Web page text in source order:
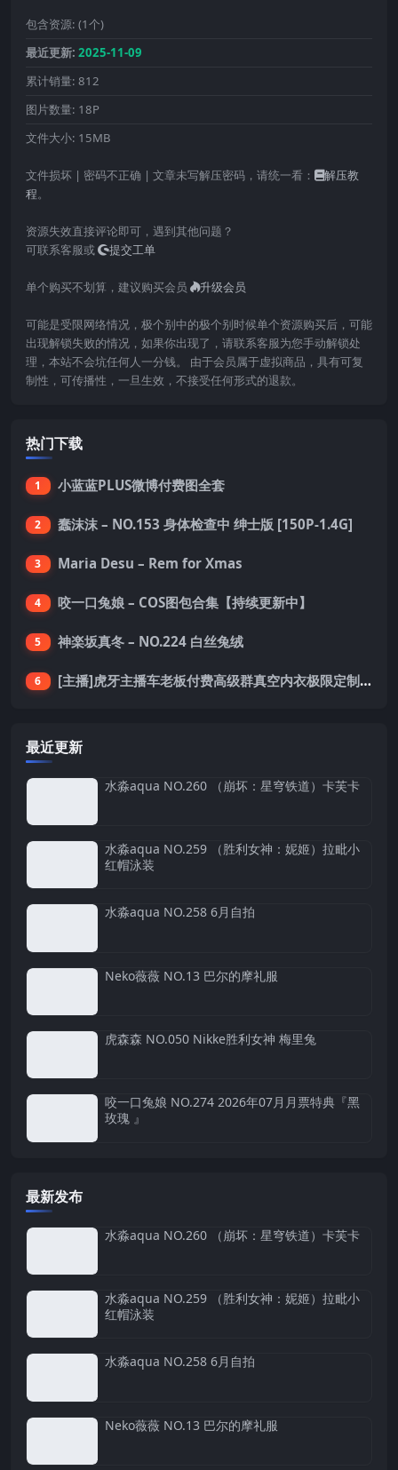
包含资源: (1个)
最近更新: 2025-11-09
累计销量: 812
图片数量: 18P
文件大小: 15MB
文件损坏 | 密码不正确 | 文章未写解压密码，请统一看：
解压教
程。
资源失效直接评论即可，遇到其他问题？
可联系客服或
提交工单
单个购买不划算，建议购买会员 升级会员
可能是受限网络情况，极个别中的极个别时候单个资源购买后，可能
出现解锁失败的情况，如果你出现了，请联系客服为您手动解锁处
理，本站不会坑任何人一分钱。 由于会员属于虚拟商品，具有可复
制性，可传播性，一旦生效，不接受任何形式的退款。
热门下载
1 小蓝蓝PLUS微博付费图全套
2 蠢沫沫 – NO.153 身体检查中 绅士版 [150P-1.4G]
3 Maria Desu – Rem for Xmas
4 咬一口兔娘 – COS图包合集【持续更新中】
5 神楽坂真冬 – NO.224 白丝兔绒
6 [主播]虎牙主播车老板付费高级群真空内衣极限定制8分19
最近更新
水淼aqua NO.260 （崩坏：星穹铁道）卡芙卡
水淼aqua NO.259 （胜利女神：妮姬）拉毗小
红帽泳装
水淼aqua NO.258 6月自拍
Neko薇薇 NO.13 巴尔的摩礼服
虎森森 NO.050 Nikke胜利女神 梅里兔
咬一口兔娘 NO.274 2026年07月月票特典『黑
玫瑰 』
最新发布
水淼aqua NO.260 （崩坏：星穹铁道）卡芙卡
水淼aqua NO.259 （胜利女神：妮姬）拉毗小
红帽泳装
水淼aqua NO.258 6月自拍
Neko薇薇 NO.13 巴尔的摩礼服